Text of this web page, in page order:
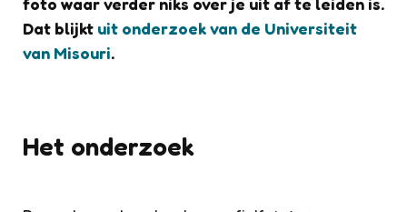
Dat blijkt uit onderzoek van de Universiteit
van Misouri.
Het onderzoek